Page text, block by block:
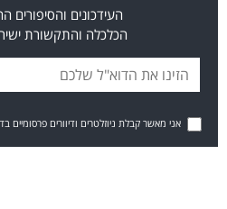
העידכונים והסיפורים
הכלכלה והתקשורת
אני מאשר קבלת ניוזלטרים ודיוורים פרסומיים